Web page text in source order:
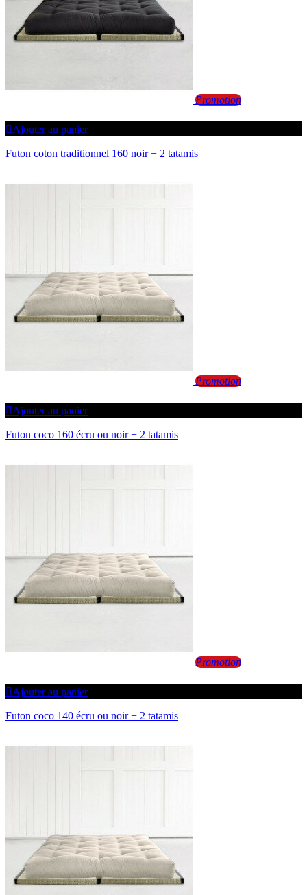
Promotion
Ajouter au panier
Futon coton traditionnel 160 noir + 2 tatamis
Promotion
Ajouter au panier
Futon coco 160 écru ou noir + 2 tatamis
Promotion
Ajouter au panier
Futon coco 140 écru ou noir + 2 tatamis